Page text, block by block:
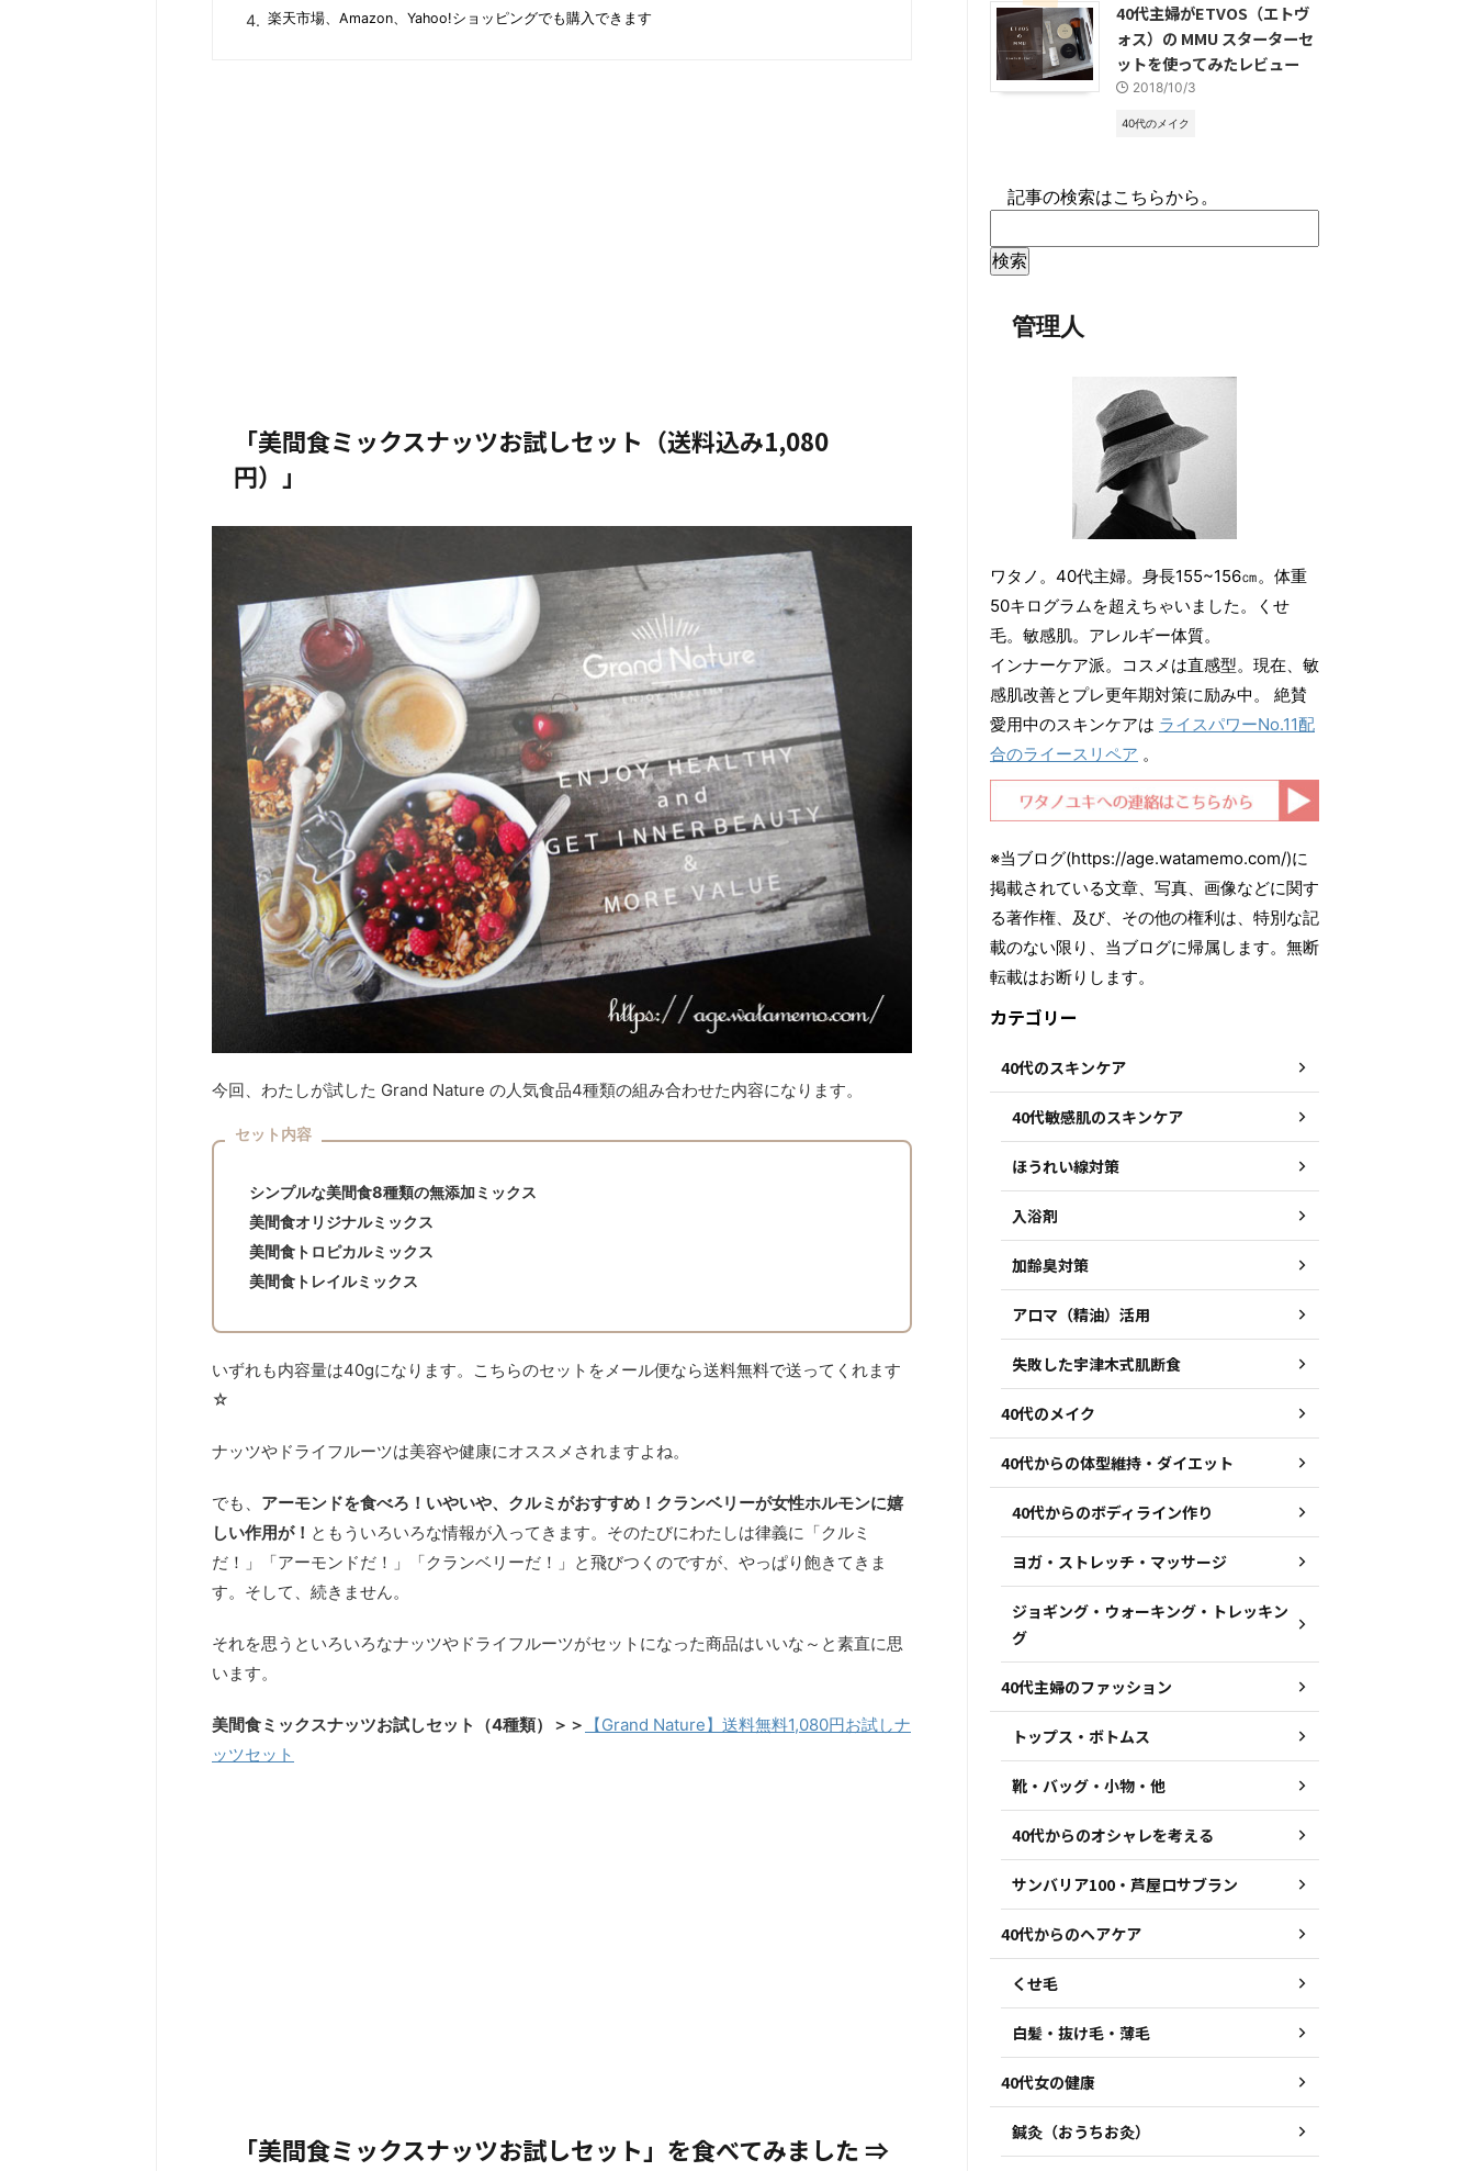
楽天市場、Amazon、Yahoo!ショッピングでも購入できます
「美間食ミックスナッツお試しセット（送料込み1,080
円）」
今回、わたしが試した Grand Nature の人気食品4種類の組み合わせた内容になります。
セット内容
シンプルな美間食8種類の無添加ミックス
美間食オリジナルミックス
美間食トロピカルミックス
美間食トレイルミックス
いずれも内容量は40gになります。こちらのセットをメール便なら送料無料で送ってくれます
☆
ナッツやドライフルーツは美容や健康にオススメされますよね。
でも、 アーモンドを食べろ！いやいや、クルミがおすすめ！クランベリーが女性ホルモンに嬉
しい作用が！ ともういろいろな情報が入ってきます。そのたびにわたしは律義に「クルミ
だ！」「アーモンドだ！」「クランベリーだ！」と飛びつくのですが、やっぱり飽きてきま
す。そして、続きません。
それを思うといろいろなナッツやドライフルーツがセットになった商品はいいな～と素直に思
います。
美間食ミックスナッツお試しセット（4種類）＞＞
【Grand Nature】送料無料1,080円お試しナ
ッツセット
「美間食ミックスナッツお試しセット」を食べてみました ⇒
40代主婦がETVOS（エトヴ
ォス）の MMU スターターセ
ットを使ってみたレビュー
2018/10/3
40代のメイク
記事の検索はこちらから。
管理人
ワタノ。40代主婦。身長155~156㎝。体重
50キログラムを超えちゃいました。くせ
毛。敏感肌。アレルギー体質。
インナーケア派。コスメは直感型。現在、敏
感肌改善とプレ更年期対策に励み中。 絶賛
愛用中のスキンケアは ライスパワーNo.11配
合のライースリペア 。
※当ブログ(https://age.watamemo.com/)に
掲載されている文章、写真、画像などに関す
る著作権、及び、その他の権利は、特別な記
載のない限り、当ブログに帰属します。無断
転載はお断りします。
カテゴリー
40代のスキンケア
40代敏感肌のスキンケア
ほうれい線対策
入浴剤
加齢臭対策
アロマ（精油）活用
失敗した宇津木式肌断食
40代のメイク
40代からの体型維持・ダイエット
40代からのボディライン作り
ヨガ・ストレッチ・マッサージ
ジョギング・ウォーキング・トレッキン
グ
40代主婦のファッション
トップス・ボトムス
靴・バッグ・小物・他
40代からのオシャレを考える
サンバリア100・芦屋ロサブラン
40代からのヘアケア
くせ毛
白髪・抜け毛・薄毛
40代女の健康
鍼灸（おうちお灸）